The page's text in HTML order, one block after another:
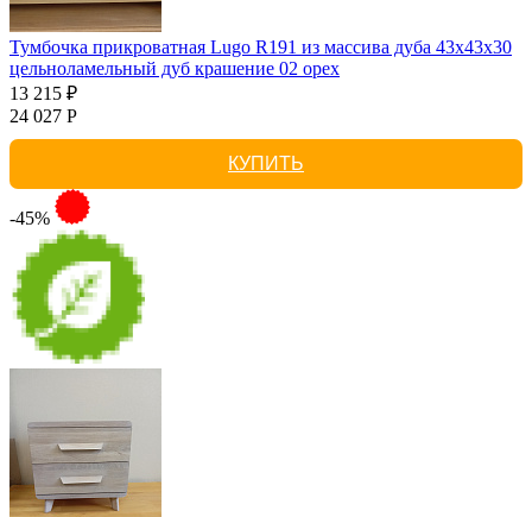
Тумбочка прикроватная Lugo R191 из массива дуба 43х43х30
цельноламельный дуб крашение 02 орех
13 215 ₽
24 027 Р
КУПИТЬ
-45%